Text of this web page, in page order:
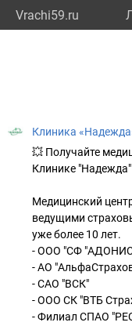
Vrachi59.ru
Клиника
💥 Получайте
Клинике "Надежда"
Медицинский
ведущими
уже более 10 лет.
- ООО "СФ
- АО
- САО "ВСК"
- ООО СК "ВТБ
- Филиал СПАО